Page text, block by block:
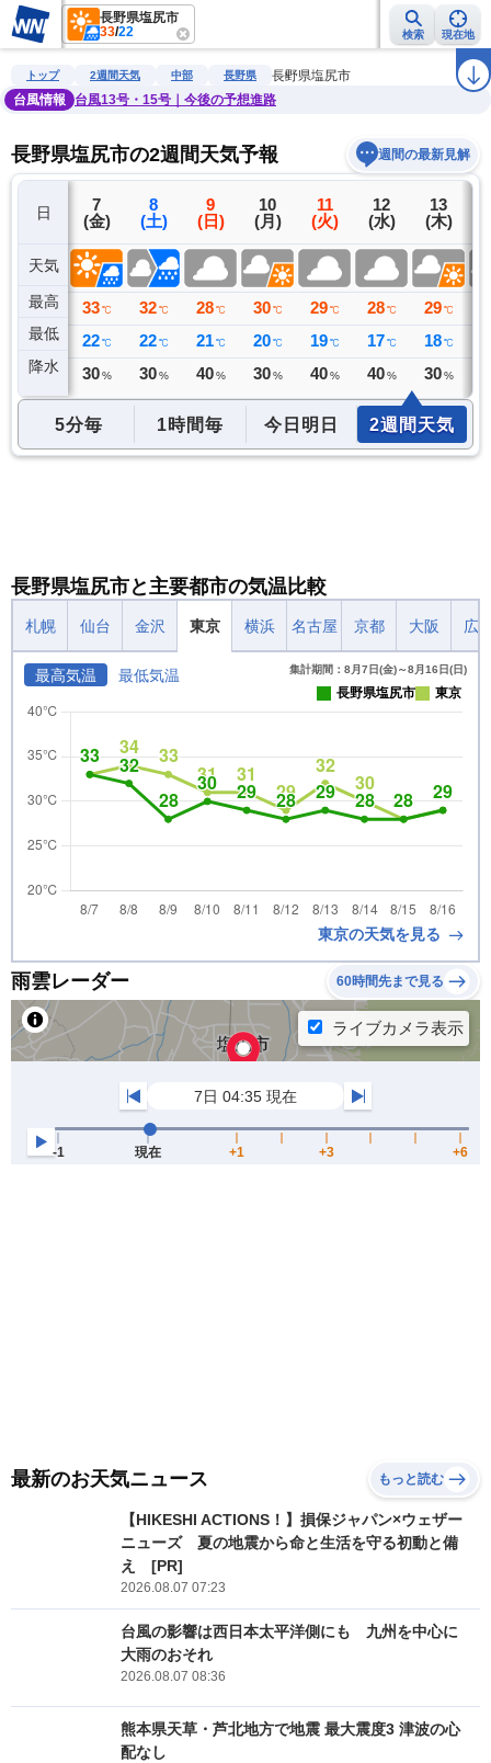
長野県塩尻市
33/22 検索 現在地
雨雲レーダー 台風情報 地震情報 警報・注意報 ラ
トップ 2週間天気 中部 長野県
長野県塩尻市
台風情報
台風13号・15号｜今後の予想進路
長野県塩尻市の2週間天気予報 週間の最新見解
日
天気
最高
最低
降水
6
(木)
34 ℃
21 ℃
0 ミリ
7
(金)
33 ℃
22 ℃
30 %
8
(土)
32 ℃
22 ℃
30 %
9
(日)
28 ℃
21 ℃
40 %
10
(月)
30 ℃
20 ℃
30 %
11
(火)
29 ℃
19 ℃
40 %
12
(水)
28 ℃
17 ℃
40 %
13
(木)
29 ℃
18 ℃
30 %
5分毎 1時間毎 今日明日 2週間天気
長野県塩尻市と主要都市の気温比較
札幌 仙台 金沢 東京 横浜 名古屋 京都 大阪 広
最高気温 最低気温 集計期間：8月7日(金)～8月16日(日)
長野県塩尻市 東京
東京の天気を見る
雨雲レーダー 60時間先まで見る
最新のお天気ニュース もっと読む
【HIKESHI ACTIONS！】損保ジャパン×ウェザー
ニューズ 夏の地震から命と生活を守る初動と備
え [PR]
2026.08.07 07:23
台風の影響は西日本太平洋側にも 九州を中心に
大雨のおそれ
2026.08.07 08:36
熊本県天草・芦北地方で地震 最大震度3 津波の心
配なし